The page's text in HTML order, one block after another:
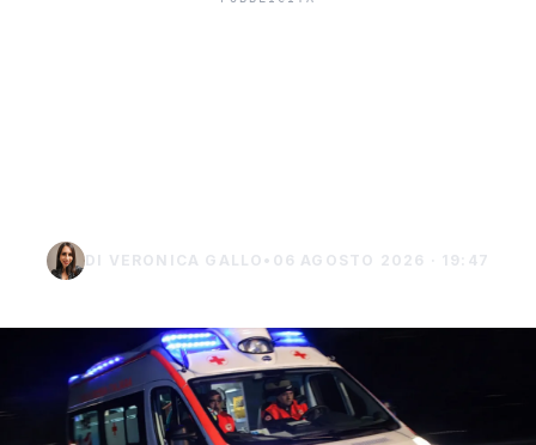
DI VERONICA GALLO • 06 AGOSTO 2026 · 19:47